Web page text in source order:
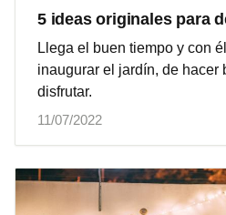
5 ideas originales para
Llega el buen tiempo y con
inaugurar el jardín, de hacer
disfrutar.
11/07/2022